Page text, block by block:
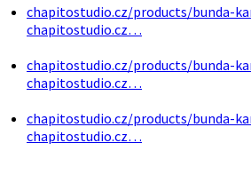
chapitostudio.cz/products/bunda-
chapitostudio.cz…
chapitostudio.cz/products/bunda-
chapitostudio.cz…
chapitostudio.cz/products/bunda-
chapitostudio.cz…